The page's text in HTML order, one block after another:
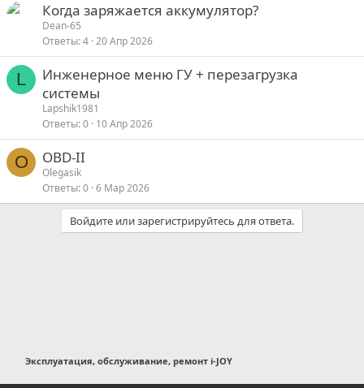
Когда заряжается аккумулятор?
Dean-65
Ответы 4 20 Апр 2026
L
Инженерное меню ГУ + перезагрузка
системы
Lapshik1981
Ответы 0 10 Апр 2026
O OBD-II
Olegasik
Ответы 0 6 Мар 2026
Войдите или зарегистрируйтесь для ответа.
Эксплуатация, обслуживание, ремонт i-JOY